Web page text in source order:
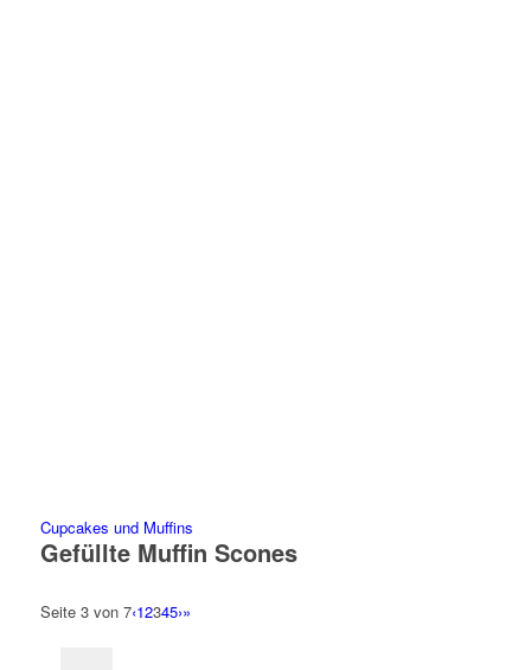
Cupcakes und Muffins
Gefüllte Muffin Scones
Seite 3 von 7‹12345›»